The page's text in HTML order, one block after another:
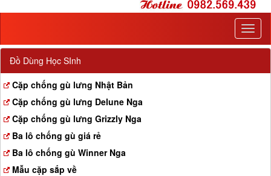
T
o
Đồ Dùng Học SInh
Cặp chống gù lưng Nhật Bản
Cặp chống gù lưng Delune Nga
Cặp chống gù lưng Grizzly Nga
Ba lô chống gù giá rẻ
Ba lô chống gù Winner Nga
Mẫu cặp sắp về